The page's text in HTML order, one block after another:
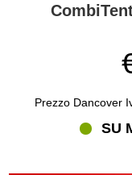
Prezzo Dancover
SU